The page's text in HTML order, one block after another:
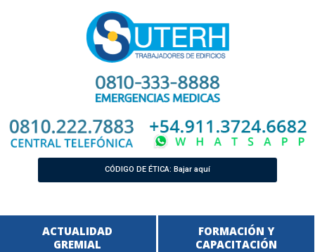
CÓDIGO DE ÉTICA: Bajar aquí
ACTUALIDAD
GREMIAL
FORMACIÓN Y
CAPACITACIÓN